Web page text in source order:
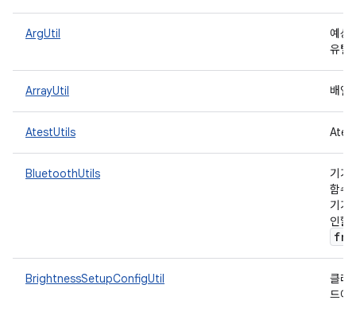
ArgUtil
예상
유틸
ArrayUtil 배열
AtestUtils
BluetoothUtils
기기
함수
기기
인할
BrightnessSetupConfigUtil
클래
드에